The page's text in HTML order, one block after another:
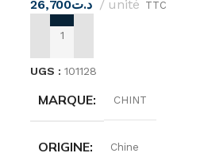
د.ت26,700 unité TTC
AJOUTER AU PANIER
UGS : 101128
MARQUE CHINT
ORIGINE Chine